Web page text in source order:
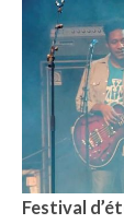
Festival